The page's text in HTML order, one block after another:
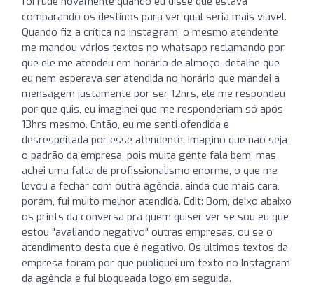
comparando os destinos para ver qual seria mais viável.
Quando fiz a crítica no instagram, o mesmo atendente
me mandou vários textos no whatsapp reclamando por
que ele me atendeu em horário de almoço, detalhe que
eu nem esperava ser atendida no horário que mandei a
mensagem justamente por ser 12hrs, ele me respondeu
por que quis, eu imaginei que me responderiam só após
13hrs mesmo. Então, eu me senti ofendida e
desrespeitada por esse atendente. Imagino que não seja
o padrão da empresa, pois muita gente fala bem, mas
achei uma falta de profissionalismo enorme, o que me
levou a fechar com outra agência, ainda que mais cara,
porém, fui muito melhor atendida. Edit: Bom, deixo abaixo
os prints da conversa pra quem quiser ver se sou eu que
estou "avaliando negativo" outras empresas, ou se o
atendimento desta que é negativo. Os últimos textos da
empresa foram por que publiquei um texto no Instagram
da agência e fui bloqueada logo em seguida.